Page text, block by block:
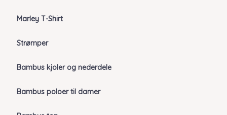
Marley T-Shirt
Strømper
Bambus kjoler og nederdele
Bambus poloer til damer